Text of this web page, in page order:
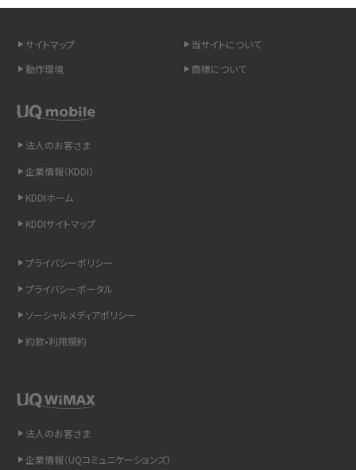
LINEの通知がこない時の原因と対処法9選！設定の確認手順も解説
非通知設定とは？184で電話をかける方法やiPhone・Androidの設定を解説
iCloudの使用容量を減らす9つの方法！使用状況の確認手順も紹介
リプライ機能とは？LINE、X（旧Twitter）、Instagram、TikTokで送る方法を解説
インスタのDMの送り方は？便利機能の使い方や注意点をわかりやすく解説
LINEで送信取り消しをする方法は？相手に知られるのか、削除との違いも紹介
詳しく解説
Wi-Fiを快適に使うための速度はどれくらい？用途別の目安・回線ごとの平均を
紹介
サイトマップ
当サイトについて
動作環境
商標について
法人のお客さま
企業情報（KDDI）
KDDIホーム
KDDIサイトマップ
プライバシーポリシー
プライバシーポータル
ソーシャルメディアポリシー
約款•利用規約
法人のお客さま
企業情報（UQコミュニケーションズ）